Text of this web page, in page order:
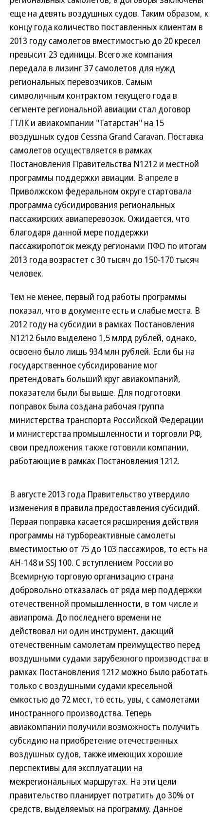
еще на девять воздушных судов. Таким образом, к
концу года количество поставленных клиентам в
2013 году самолетов вместимостью до 20 кресел
превысит 23 единицы. Всего же компания
передала в лизинг 37 самолетов для нужд
региональных перевозчиков. Самым
символичным контрактом текущего года в
сегменте региональной авиации стал договор
ГТЛК и авиакомпании "Татарстан" на 15
воздушных судов Cessna Grand Caravan. Поставка
самолетов осуществляется в рамках
Постановления Правительства N1212 и местной
программы поддержки авиации. В апреле в
Приволжском федеральном округе стартовала
программа субсидирования региональных
пассажирских авиаперевозок. Ожидается, что
благодаря данной мере поддержки
пассажиропоток между регионами ПФО по итогам
2013 года возрастет с 30 тысяч до 150-170 тысяч
человек.
Тем не менее, первый год работы программы
показал, что в документе есть и слабые места. В
2012 году на субсидии в рамках Постановления
N1212 было выделено 1,5 млрд рублей, однако,
освоено было лишь 934 млн рублей. Если бы на
государственное субсидирование мог
претендовать больший круг авиакомпаний,
показатели были бы выше. Для подготовки
поправок была создана рабочая группа
министерства транспорта Российской Федерации
и министерства промышленности и торговли РФ,
свои предложения также готовили компании,
работающие в рамках Постановления 1212.
В августе 2013 года Правительство утвердило
изменения в правила предоставления субсидий.
Первая поправка касается расширения действия
программы на турбореактивные самолеты
вместимостью от 75 до 103 пассажиров, то есть на
АН-148 и SSJ 100. С вступлением России во
Всемирную торговую организацию страна
добровольно отказалась от ряда мер поддержки
отечественной промышленности, в том числе и
авиапрома. До последнего времени не
действовал ни один инструмент, дающий
отечественным самолетам преимущество перед
воздушными судами зарубежного производства: в
рамках Постановления 1212 можно было работать
только с воздушными судами кресельной
емкостью до 72 мест, то есть, увы, с самолетами
иностранного производства. Теперь
авиакомпании получили возможность получить
субсидию на приобретение отечественных
воздушных судов, также имеющих хорошие
перспективы для эксплуатации на
межрегиональных маршрутах. На эти цели
правительство планирует потратить до 30% от
средств, выделяемых на программу. Данное